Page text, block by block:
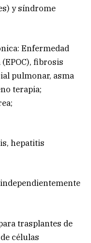
y síndrome
Enfermedad
fibrosis
pulmonar, asma
terapia;
hepatitis
trasplantes de
células